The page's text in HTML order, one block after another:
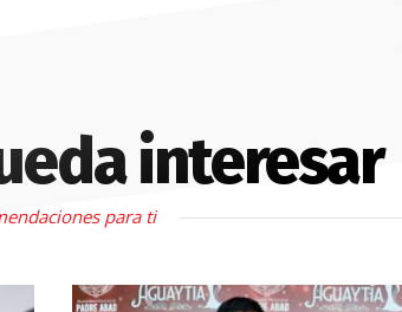
interesar
para ti